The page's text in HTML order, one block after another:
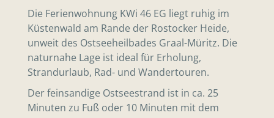
Die Ferienwohnung KWi 46 EG liegt ruhig im
Küstenwald am Rande der Rostocker Heide,
unweit des Ostseeheilbades Graal-Müritz. Die
naturnahe Lage ist ideal für Erholung,
Strandurlaub, Rad- und Wandertouren.
Der feinsandige Ostseestrand ist in ca. 25
Minuten zu Fuß oder 10 Minuten mit dem